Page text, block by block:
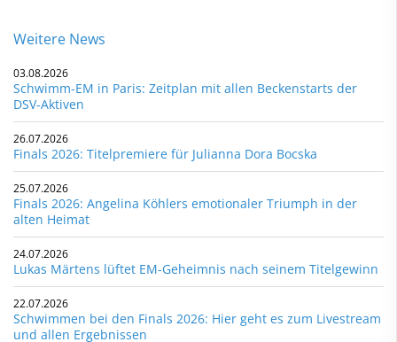
Weitere News
03.08.2026
Schwimm-EM in Paris: Zeitplan mit allen Beckenstarts der
DSV-Aktiven
26.07.2026
Finals 2026: Titelpremiere für Julianna Dora Bocska
25.07.2026
Finals 2026: Angelina Köhlers emotionaler Triumph in der
alten Heimat
24.07.2026
Lukas Märtens lüftet EM-Geheimnis nach seinem Titelgewinn
22.07.2026
Schwimmen bei den Finals 2026: Hier geht es zum Livestream
und allen Ergebnissen